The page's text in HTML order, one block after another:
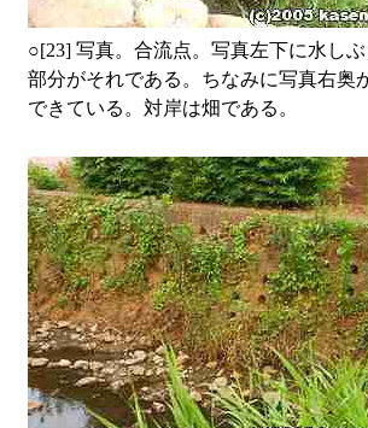
○[23] 写真。合流点。写真左下に水し
部分がそれである。ちなみに写真右奥
できている。対岸は畑である。